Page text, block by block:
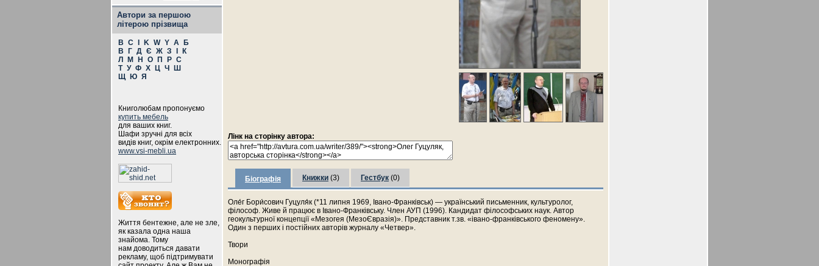
Автори за першою
літерою прізвища
B C K W Y А
Б
В
Г Д Є Ж З
К
Л
М Н О П Р С
Т У Ф Х Ц Ч
Ш
Щ
Ю Я
Книголюбам пропонуємо
купить мебель
для ваших книг.
Шафи зручні для всіх
видів книг, окрім електронних.
www.vsi-mebli.ua
Життя бентежне, але не зле,
як казала одна наша
знайома. Тому
нам доводиться давати
рекламу, щоб підтримувати
Лінк на сторінку автора:
Біографія Книжки (3) Гестбук (0)
Оле́г Бори́сович Гуцуля́к (*11 липня 1969, Івано-Франківськ) — український письменник, культуролог,
філософ. Живе й працює в Івано-Франківську. Член АУП (1996). Кандидат філософських наук. Автор
геокультурної концепції «Мезогея (МезоЄвразія)». Представник т.зв. «івано-франківського феномену».
Один з перших і постійних авторів журналу «Четвер».
Твори
Монографія